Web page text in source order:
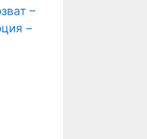
–
–